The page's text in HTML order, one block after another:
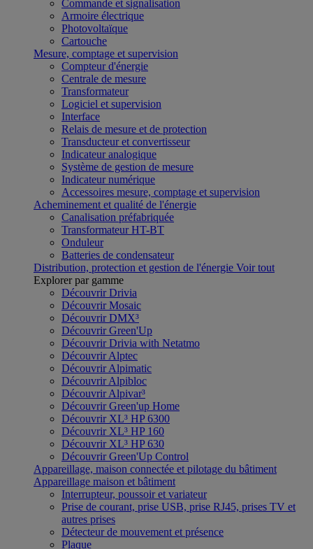
Commande et signalisation
Armoire électrique
Photovoltaïque
Cartouche
Mesure, comptage et supervision
Compteur d'énergie
Centrale de mesure
Transformateur
Logiciel et supervision
Interface
Relais de mesure et de protection
Transducteur et convertisseur
Indicateur analogique
Système de gestion de mesure
Indicateur numérique
Accessoires mesure, comptage et supervision
Acheminement et qualité de l'énergie
Canalisation préfabriquée
Transformateur HT-BT
Onduleur
Batteries de condensateur
Distribution, protection et gestion de l'énergie Voir tout
Explorer par gamme
Découvrir Drivia
Découvrir Mosaic
Découvrir DMX³
Découvrir Green'Up
Découvrir Drivia with Netatmo
Découvrir Alptec
Découvrir Alpimatic
Découvrir Alpibloc
Découvrir Alpivar³
Découvrir Green'up Home
Découvrir XL³ HP 6300
Découvrir XL³ HP 160
Découvrir XL³ HP 630
Découvrir Green'Up Control
Appareillage, maison connectée et pilotage du bâtiment
Appareillage maison et bâtiment
Interrupteur, poussoir et variateur
Prise de courant, prise USB, prise RJ45, prises TV et
autres prises
Détecteur de mouvement et présence
Plaque